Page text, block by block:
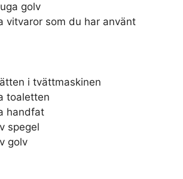
golv
vitvaror som du har använt
i tvättmaskinen
toaletten
handfat
spegel
golv